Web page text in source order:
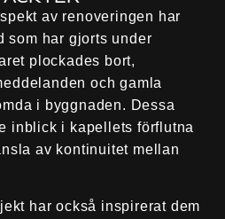
av renoveringen har
som har gjorts under
plockades bort,
och gamla
i byggnaden. Dessa
inblick i kapellets förflutna
av kontinuitet mellan
har också inspirerat dem